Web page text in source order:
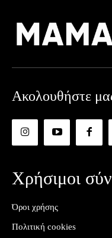
Ακολουθήστε
Χρήσιμοι
Όροι χρήσης
Πολιτική cookies